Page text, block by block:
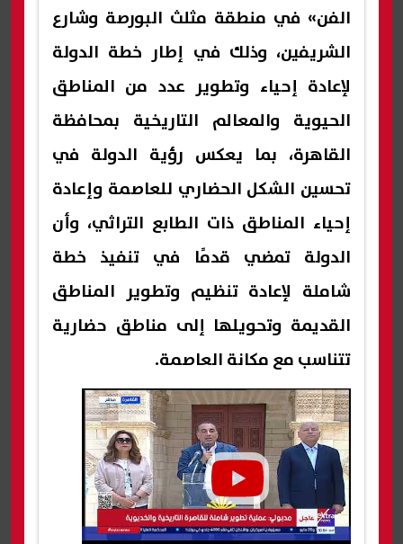
الفن» في منطقة مثلث البورصة وشارع
الشريفين، وذلك في إطار خطة الدولة
لإعادة إحياء وتطوير عدد من المناطق
الحيوية والمعالم التاريخية بمحافظة
القاهرة، بما يعكس رؤية الدولة في
تحسين الشكل الحضاري للعاصمة وإعادة
إحياء المناطق ذات الطابع التراثي، وأن
الدولة تمضي قدمًا في تنفيذ خطة
شاملة لإعادة تنظيم وتطوير المناطق
القديمة وتحويلها إلى مناطق حضارية
تتناسب مع مكانة العاصمة.